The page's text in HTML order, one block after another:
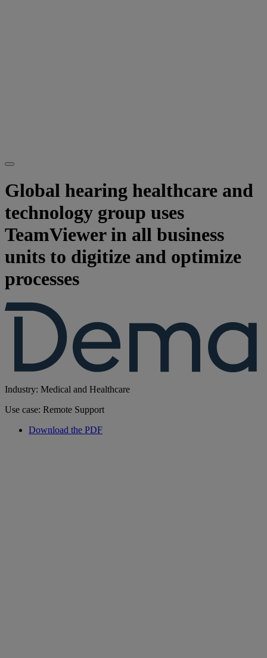
Global hearing healthcare and
technology group uses
TeamViewer in all business
units to digitize and optimize
processes
Industry: Medical and Healthcare
Use case: Remote Support
Download the PDF